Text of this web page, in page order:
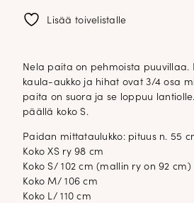
Lisää toivelistalle
Nela paita on pehmoista puuvillaa.
kaula-aukko ja hihat ovat 3/4 osa
paita on suora ja se loppuu
päällä koko S.
Paidan mittataulukko: pituus n. 55
Koko XS ry 98 cm
Koko S/ 102 cm (mallin ry on 92 cm)
Koko M/ 106 cm
Koko L/ 110 cm